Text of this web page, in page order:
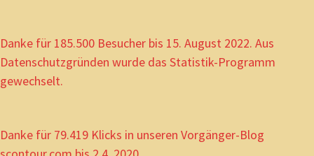
Danke für 185.500 Besucher bis 15. August 2022. Aus
Datenschutzgründen wurde das Statistik-Programm
gewechselt.
Danke für 79.419 Klicks in unseren Vorgänger-Blog